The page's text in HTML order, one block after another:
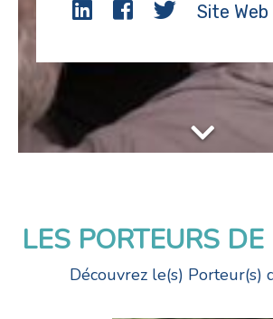
Site Web
LES PORTEURS DE
Découvrez le(s) Porteur(s)